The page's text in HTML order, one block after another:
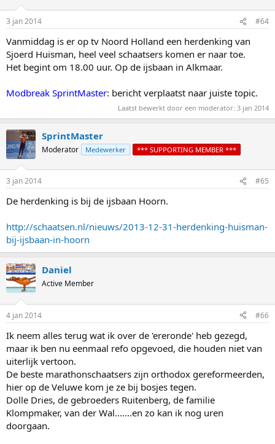
3 jan 2014 #64
Vanmiddag is er op tv Noord Holland een herdenking van
Sjoerd Huisman, heel veel schaatsers komen er naar toe.
Het begint om 18.00 uur. Op de ijsbaan in Alkmaar.
Modbreak SprintMaster: bericht verplaatst naar juiste topic.
Laatst bewerkt door een moderator: 3 jan 2014
SprintMaster
Moderator Medewerker *** SUPPORTING MEMBER ***
3 jan 2014 #65
De herdenking is bij de ijsbaan Hoorn.
http://schaatsen.nl/nieuws/2013-12-31-herdenking-huisman-
bij-ijsbaan-in-hoorn
Daniel
Active Member
4 jan 2014 #66
Ik neem alles terug wat ik over de 'ereronde' heb gezegd,
maar ik ben nu eenmaal refo opgevoed, die houden niet van
uiterlijk vertoon.
De beste marathonschaatsers zijn orthodox gereformeerden,
hier op de Veluwe kom je ze bij bosjes tegen.
Dolle Dries, de gebroeders Ruitenberg, de familie
Klompmaker, van der Wal.......en zo kan ik nog uren
doorgaan.